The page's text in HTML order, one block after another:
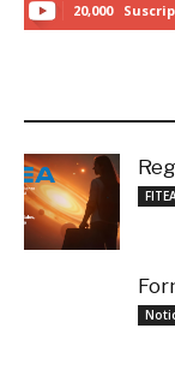
20,000